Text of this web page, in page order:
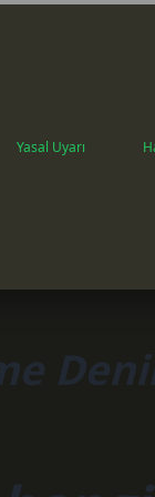
Yasal Uyarı